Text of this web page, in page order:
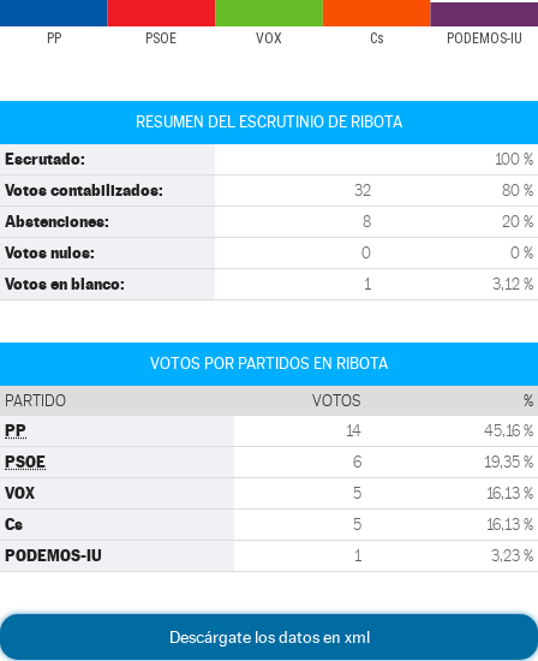
PP PSOE VOX Cs PODEMOS-IU
RESUMEN DEL ESCRUTINIO DE RIBOTA
Escrutado: 100 %
Votos contabilizados: 32 80 %
Abstenciones: 8 20 %
Votos nulos: 0 0 %
Votos en blanco: 1 3,12 %
VOTOS POR PARTIDOS EN RIBOTA
PARTIDO VOTOS %
PP 14 45,16 %
PSOE 6 19,35 %
VOX 5 16,13 %
Cs 5 16,13 %
PODEMOS-IU 1 3,23 %
Descárgate los datos en xml